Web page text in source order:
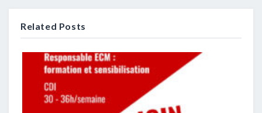
Related Posts